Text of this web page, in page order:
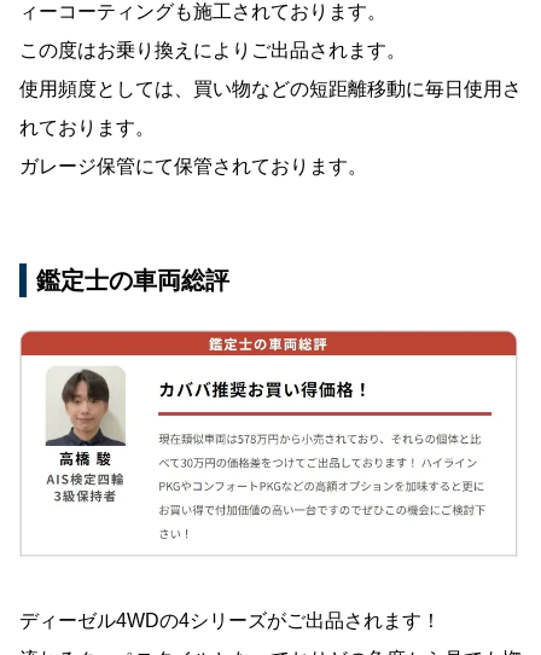
ィーコーティングも施工されております。
この度はお乗り換えによりご出品されます。
使用頻度としては、買い物などの短距離移動に毎日使用さ
れております。
ガレージ保管にて保管されております。
鑑定士の車両総評
ディーゼル4WDの4シリーズがご出品されます！